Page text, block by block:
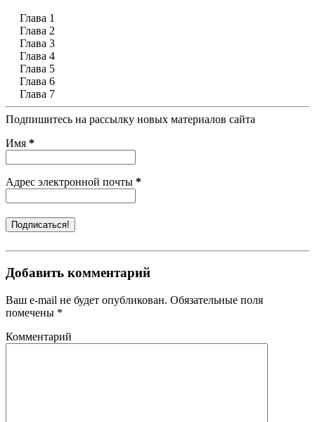
Глава 1
Глава 2
Глава 3
Глава 4
Глава 5
Глава 6
Глава 7
Подпишитесь на рассылку новых материалов сайта
Имя *
Адрес электронной почты *
Добавить комментарий
Ваш e-mail не будет опубликован. Обязательные поля
помечены *
Комментарий